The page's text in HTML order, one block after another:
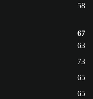
58
67
63
73
65
65